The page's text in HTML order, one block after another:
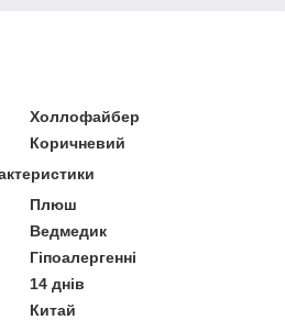
Холлофайбер
Коричневий
Плюш
Ведмедик
Гіпоалергенні
14 днів
Китай